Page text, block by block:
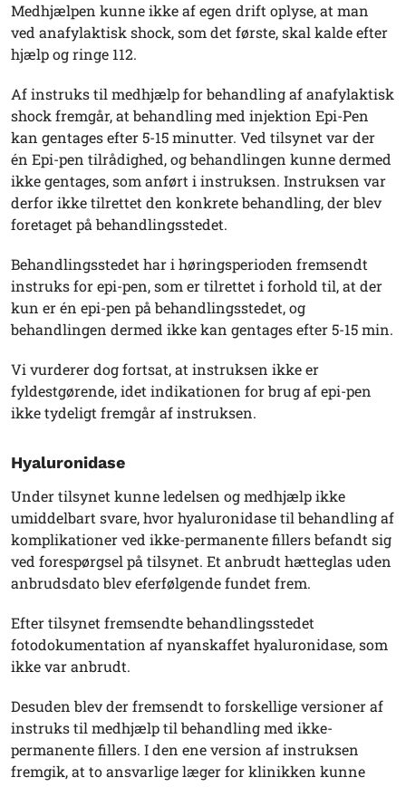
Medhjælpen kunne ikke af egen drift oplyse, at man
ved anafylaktisk shock, som det første, skal kalde efter
hjælp og ringe 112.
Af instruks til medhjælp for behandling af anafylaktisk
shock fremgår, at behandling med injektion Epi-Pen
kan gentages efter 5-15 minutter. Ved tilsynet var der
én Epi-pen tilrådighed, og behandlingen kunne dermed
ikke gentages, som anført i instruksen. Instruksen var
derfor ikke tilrettet den konkrete behandling, der blev
foretaget på behandlingsstedet.
Behandlingsstedet har i høringsperioden fremsendt
instruks for epi-pen, som er tilrettet i forhold til, at der
kun er én epi-pen på behandlingsstedet, og
behandlingen dermed ikke kan gentages efter 5-15 min.
Vi vurderer dog fortsat, at instruksen ikke er
fyldestgørende, idet indikationen for brug af epi-pen
ikke tydeligt fremgår af instruksen.
Hyaluronidase
Under tilsynet kunne ledelsen og medhjælp ikke
umiddelbart svare, hvor hyaluronidase til behandling af
komplikationer ved ikke-permanente fillers befandt sig
ved forespørgsel på tilsynet. Et anbrudt hætteglas uden
anbrudsdato blev eferfølgende fundet frem.
Efter tilsynet fremsendte behandlingsstedet
fotodokumentation af nyanskaffet hyaluronidase, som
ikke var anbrudt.
Desuden blev der fremsendt to forskellige versioner af
instruks til medhjælp til behandling med ikke-
permanente fillers. I den ene version af instruksen
fremgik, at to ansvarlige læger for klinikken kunne